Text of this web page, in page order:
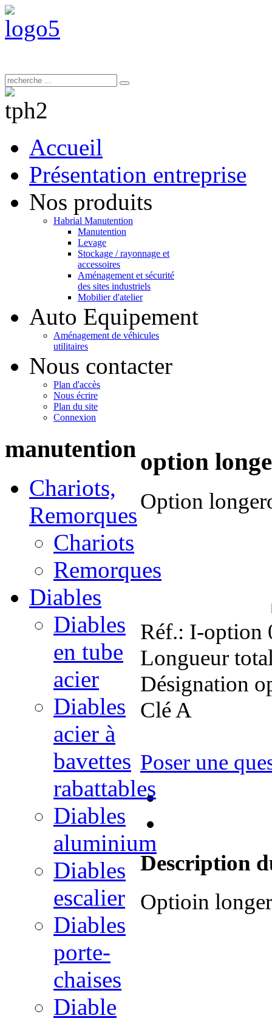
Accueil
Présentation entreprise
Nos produits
Habrial Manutention
Manutention
Levage
Stockage / rayonnage et
accessoires
Aménagement et sécurité
des sites industriels
Mobilier d'atelier
Auto Equipement
Aménagement de véhicules
utilitaires
Nous contacter
Plan d'accès
Nous écrire
Plan du site
Connexion
option
Option
Réf.: I-option
Longueur
Désignation
CléA
Poser une
Description
Optioin
manutention
Chariots,
Remorques
Chariots
Remorques
Diables
Diables
en tube
acier
Diables
acier à
bavettes
rabattables
Diables
aluminium
Diables
escalier
Diables
porte-
chaises
Diable